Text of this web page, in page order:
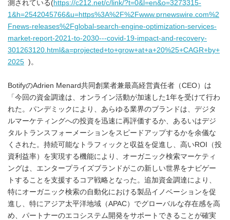
測されている(https://c212.net/c/link/?t=0&l=en&o=3273315-
1&h=2542045766&u=https%3A%2F%2Fwww.prnewswire.com%2
Fnews-releases%2Fglobal-search-engine-optimization-services-
market-report-2021-to-2030---covid-19-impact-and-recovery-
301263120.html&a=projected+to+grow+at+a+20%25+CAGR+by+
2025 )。
BotifyのAdrien Menard共同創業者兼最高経営責任者（CEO）は
「今回の資金調達は、オンライン活動が加速した1年を受けて行わ
れた。パンデミックにより、あらゆる業界のブランドは、デジタ
ルマーケティングへの投資を迅速に再評価するか、あるいはデジ
タルトランスフォーメーションをスピードアップするかを余儀な
くされた。持続可能なトラフィックと収益を促進し、高いROI（投
資利益率）を実現する機能により、オーガニック検索マーケティ
ングは、エンタープライズブランドがこの新しい世界をナビゲー
トすることを支援するコア戦略となった。追加資金調達により、
特にオーガニック検索の自動化における製品イノベーションを促
進し、特にアジア太平洋地域（APAC）でグローバルな存在感を高
め、パートナーのエコシステム開発をサポートできることが確実